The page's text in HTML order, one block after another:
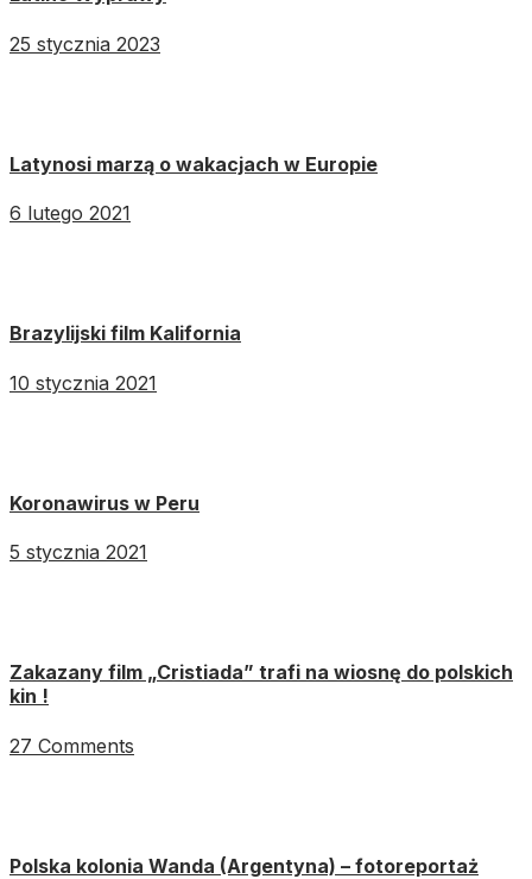
25 stycznia 2023
Latynosi marzą o wakacjach w Europie
6 lutego 2021
Brazylijski film Kalifornia
10 stycznia 2021
Koronawirus w Peru
5 stycznia 2021
Zakazany film „Cristiada” trafi na wiosnę do polskich
kin !
27 Comments
Polska kolonia Wanda (Argentyna) – fotoreportaż